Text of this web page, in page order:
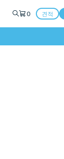
0 견적